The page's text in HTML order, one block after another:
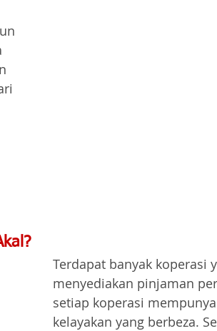
Terdapat banyak koperasi
menyediakan pinjaman
setiap koperasi
kelayakan yang berbeza.